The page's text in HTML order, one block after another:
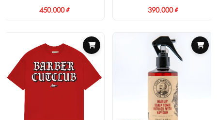
450.000 ₫ 390.000 ₫